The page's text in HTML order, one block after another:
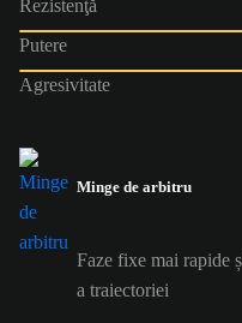
Rezistenţă
Putere
Agresivitate
Minge de arbitru
Faze fixe mai rapide
a traiectoriei